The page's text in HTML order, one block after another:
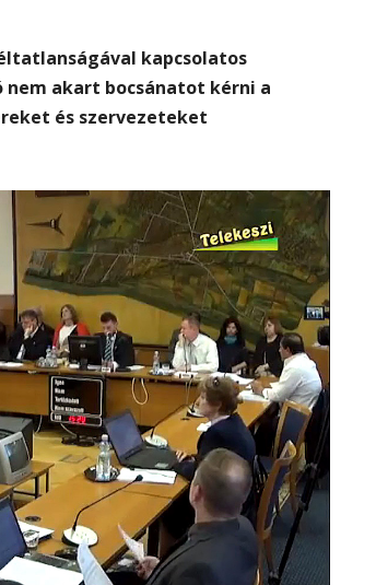
kapcsolatos
akart bocsánatot kérni a
és szervezeteket